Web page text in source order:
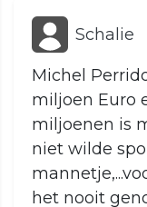
Schalie
Michel
miljoen Euro
miljoenen is
niet wilde
het nooit